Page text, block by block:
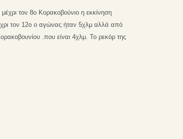
τον 8ο Κορακοβούνιο η εκκίνηση
τον 12ο ο αγώνας ήταν 5χλμ αλλά από
.που είναι 4χλμ. Το ρεκόρ της